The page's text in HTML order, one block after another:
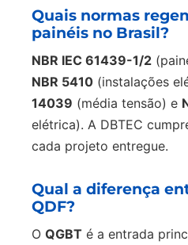
Quais normas
painéis no Brasil?
NBR IEC 61439-1/2
NBR 5410 (instalações
14039 (média tensão) e
elétrica). A DBTEC
cada projeto entregue.
Qual a diferença
QDF?
O QGBT é a entrada